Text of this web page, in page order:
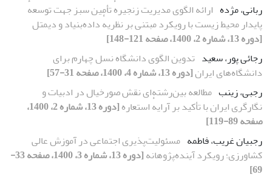
ربانی، مژده ارائه الگوی مدیریت زنجیرهٔ تأمین سبز جهت توسعهٔ
پایدار محیط زیست با رویکرد مبتنی بر نظریهٔ داده‌بنیاد و دیمتل
[دوره 13، شماره 2، 1400، صفحه 121-148]
رجائی پور، سعید تدوین الگوی دانشگاه نسل چهارم برای
دانشگاه‌های ایران[دوره 13، شماره 4، 1400، صفحه 31-57]
رجبی، زینب مطالعه بین‌رشته‌ای نقش صورخیال در ادبیات و
نگارگری ایران با تأکید بر آرایهٔ استعاره
[دوره 13، شماره 2، 1400،
صفحه 89-119]
رجبیان غریب، فاطمه مسئولیت‌پذیری اجتماعی در آموزش عالی
کشاورزی؛ رویکرد آینده‌پژوهانه
[دوره 13، شماره 3، 1400، صفحه 33-
69]